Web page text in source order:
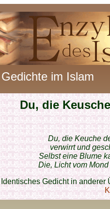
Gedichte im Islam
Du, die Keusche
Du, die Keuche
verwirrt und
Selbst eine Blume
Die, Licht vom
Identisches Gedicht in anderer